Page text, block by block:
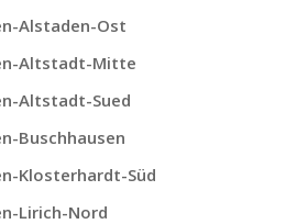
Alstaden-Ost
Altstadt-Mitte
Altstadt-Sued
Buschhausen
Klosterhardt-Süd
Lirich-Nord